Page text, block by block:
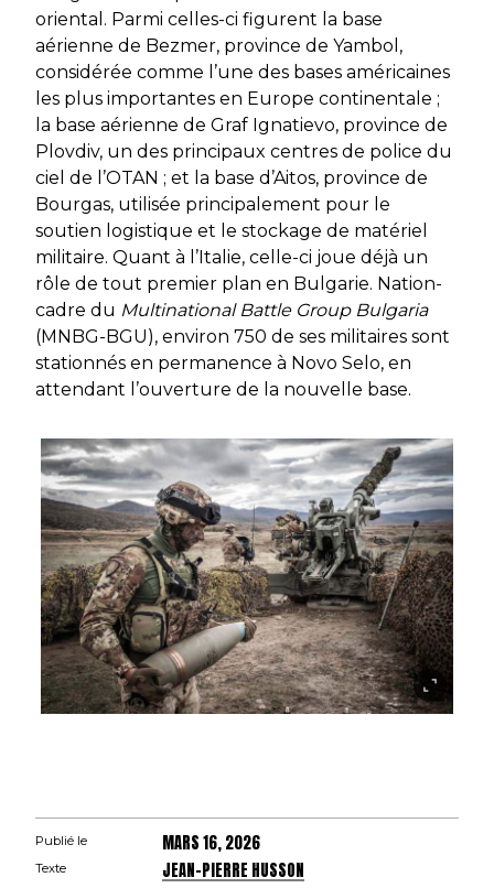
oriental. Parmi celles-ci figurent la base
aérienne de Bezmer, province de Yambol,
considérée comme l’une des bases américaines
les plus importantes en Europe continentale ;
la base aérienne de Graf Ignatievo, province de
Plovdiv, un des principaux centres de police du
ciel de l’OTAN ; et la base d’Aitos, province de
Bourgas, utilisée principalement pour le
soutien logistique et le stockage de matériel
militaire. Quant à l’Italie, celle-ci joue déjà un
rôle de tout premier plan en Bulgarie. Nation-
cadre du Multinational Battle Group Bulgaria
(MNBG-BGU), environ 750 de ses militaires sont
stationnés en permanence à Novo Selo, en
attendant l’ouverture de la nouvelle base.
Publié le MARS 16, 2026
Texte JEAN-PIERRE HUSSON